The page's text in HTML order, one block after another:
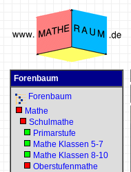
Forenbaum
Forenbaum
Mathe
Schulmathe
Primarstufe
Mathe Klassen 5-7
Mathe Klassen 8-10
Oberstufenmathe